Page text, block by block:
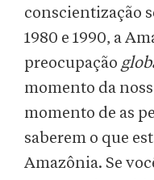
conscientização
1980 e 1990, a
preocupação
momento da
momento de as
saberem o que
Amazônia. Se